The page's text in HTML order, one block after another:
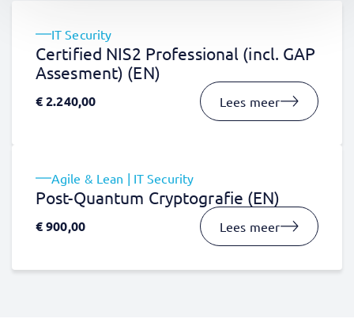
IT Security
Certified NIS2 Professional (incl. GAP
Assesment) (EN)
€2.240,00 Lees meer
Agile & Lean | IT Security
Post-Quantum Cryptografie (EN)
€900,00 Lees meer